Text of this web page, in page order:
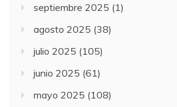
septiembre 2025 (1)
agosto 2025 (38)
julio 2025 (105)
junio 2025 (61)
mayo 2025 (108)